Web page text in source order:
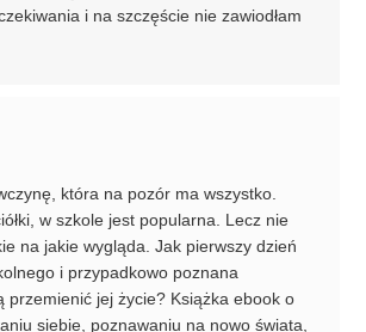
i na szczęście nie zawiodłam
która na pozór ma wszystko.
w szkole jest popularna. Lecz nie
na jakie wygląda. Jak pierwszy dzień
i przypadkowo poznana
przemienić jej życie? Książka ebook o
siebie, poznawaniu na nowo świata,